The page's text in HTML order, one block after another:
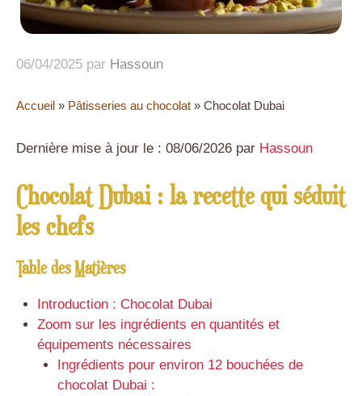
06/04/2025 par Hassoun
Accueil » Pâtisseries au chocolat » Chocolat Dubai
Dernière mise à jour le : 08/06/2026 par Hassoun
Chocolat Dubai : la recette qui séduit
les chefs
Table des Matières
Introduction : Chocolat Dubai
Zoom sur les ingrédients en quantités et
équipements nécessaires
Ingrédients pour environ 12 bouchées de
chocolat Dubai :